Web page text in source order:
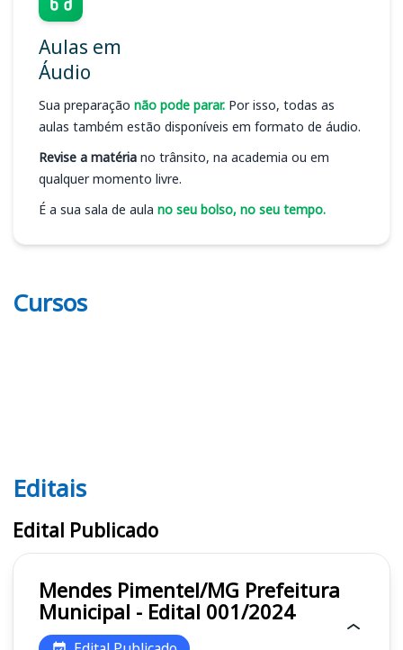
Aulas em
Áudio
Sua preparação não pode parar. Por isso, todas as
aulas também estão disponíveis em formato de áudio.
Revise a matéria no trânsito, na academia ou em
qualquer momento livre.
É a sua sala de aula no seu bolso, no seu tempo.
Cursos
Editais
Editais
Edital Publicado
Mendes Pimentel/MG Prefeitura
Municipal - Edital 001/2024